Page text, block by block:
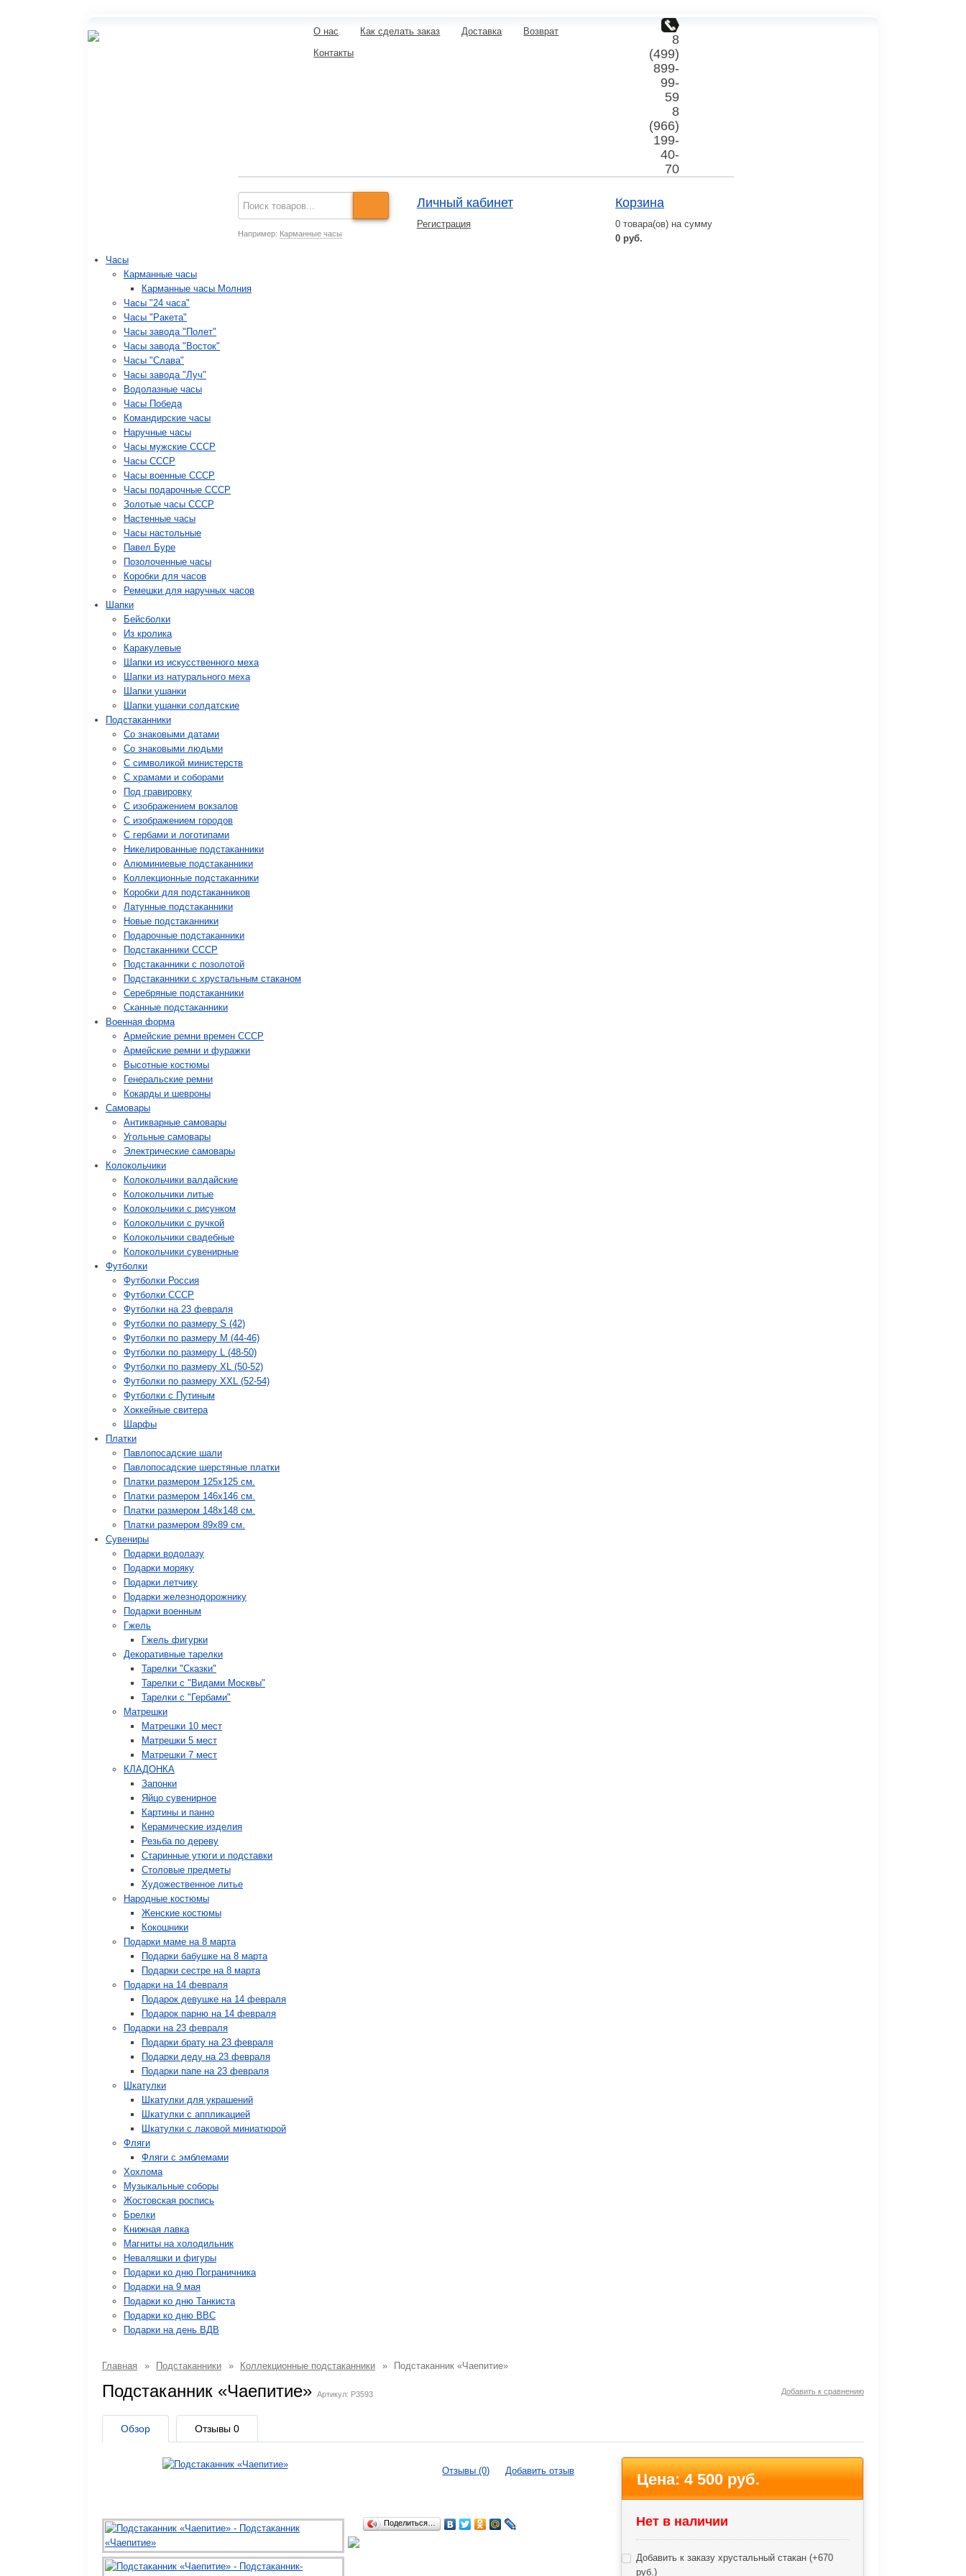
О нас Как сделать заказ Доставка
Возврат
Контакты
8
(499)
899-
99-
59
8
(966)
199-
40-
70
Например: Карманные часы
Личный кабинет
Регистрация
Корзина
0 товара(ов) на сумму
0 руб.
Часы
Карманные часы
Карманные часы Молния
Часы "24 часа"
Часы "Ракета"
Часы завода "Полет"
Часы завода "Восток"
Часы "Слава"
Часы завода "Луч"
Водолазные часы
Часы Победа
Командирские часы
Наручные часы
Часы мужские СССР
Часы СССР
Часы военные СССР
Часы подарочные СССР
Золотые часы СССР
Настенные часы
Часы настольные
Павел Буре
Позолоченные часы
Коробки для часов
Ремешки для наручных часов
Шапки
Бейсболки
Из кролика
Каракулевые
Шапки из искусственного меха
Шапки из натурального меха
Шапки ушанки
Шапки ушанки солдатские
Подстаканники
Со знаковыми датами
Cо знаковыми людьми
C символикой министерств
C храмами и соборами
Под гравировку
С изображением вокзалов
С изображением городов
С гербами и логотипами
Никелированные подстаканники
Алюминиевые подстаканники
Коллекционные подстаканники
Коробки для подстаканников
Латунные подстаканники
Новые подстаканники
Подарочные подстаканники
Подстаканники СССР
Подстаканники с позолотой
Подстаканники с хрустальным стаканом
Серебряные подстаканники
Сканные подстаканники
Военная форма
Армейские ремни времен СССР
Армейские ремни и фуражки
Высотные костюмы
Генеральские ремни
Кокарды и шевроны
Cамовары
Антикварные самовары
Угольные самовары
Электрические самовары
Колокольчики
Колокольчики валдайские
Колокольчики литые
Колокольчики с рисунком
Колокольчики с ручкой
Колокольчики свадебные
Колокольчики сувенирные
Футболки
Футболки Россия
Футболки СССР
Футболки на 23 февраля
Футболки по размеру S (42)
Футболки по размеру М (44-46)
Футболки по размеру L (48-50)
Футболки по размеру XL (50-52)
Футболки по размеру XXL (52-54)
Футболки с Путиным
Хоккейные свитера
Шарфы
Платки
Павлопосадские шали
Павлопосадские шерстяные платки
Платки размером 125х125 см.
Платки размером 146х146 см.
Платки размером 148х148 см.
Платки размером 89х89 см.
Сувениры
Подарки водолазу
Подарки моряку
Подарки летчику
Подарки железнодорожнику
Подарки военным
Гжель
Гжель фигурки
Декоративные тарелки
Тарелки "Сказки"
Тарелки с "Видами Москвы"
Тарелки с "Гербами"
Матрешки
Матрешки 10 мест
Матрешки 5 мест
Матрешки 7 мест
КЛАДОНКА
Запонки
Яйцо сувенирное
Картины и панно
Керамические изделия
Резьба по дереву
Старинные утюги и подставки
Столовые предметы
Художественное литье
Народные костюмы
Женские костюмы
Кокошники
Подарки маме на 8 марта
Подарки бабушке на 8 марта
Подарки сестре на 8 марта
Подарки на 14 февраля
Подарок девушке на 14 февраля
Подарок парню на 14 февраля
Подарки на 23 февраля
Подарки брату на 23 февраля
Подарки деду на 23 февраля
Подарки папе на 23 февраля
Шкатулки
Шкатулки для украшений
Шкатулки с аппликацией
Шкатулки с лаковой миниатюрой
Фляги
Фляги с эмблемами
Хохлома
Музыкальные соборы
Жостовская роспись
Брелки
Книжная лавка
Магниты на холодильник
Неваляшки и фигуры
Подарки ко дню Пограничника
Подарки на 9 мая
Подарки ко дню Танкиста
Подарки ко дню ВВС
Подарки на день ВДВ
Главная » Подстаканники » Коллекционные подстаканники » Подстаканник «Чаепитие»
Подстаканник «Чаепитие» Артикул: P3593 Добавить к сравнению
Обзор Отзывы 0
Отзывы (0) Добавить отзыв
Поделиться…
Цена: 4 500 руб.
Нет в наличии
Добавить к заказу хрустальный стакан (+670
руб.)